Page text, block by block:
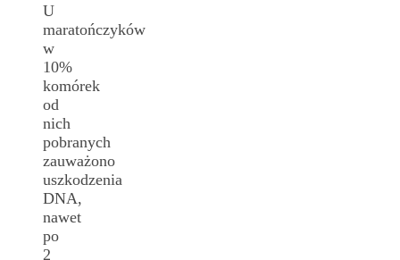
U
maratończyków
w
10%
komórek
od
nich
pobranych
zauważono
uszkodzenia
DNA,
nawet
po
2